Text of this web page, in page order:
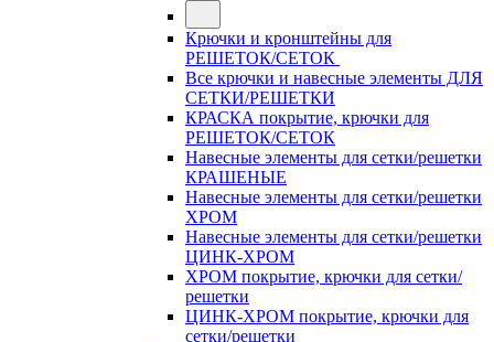
Крючки и кронштейны для
РЕШЕТОК/СЕТОК
Все крючки и навесные элементы ДЛЯ
СЕТКИ/РЕШЕТКИ
КРАСКА покрытие, крючки для
РЕШЕТОК/СЕТОК
Навесные элементы для сетки/решетки
КРАШЕНЫЕ
Навесные элементы для сетки/решетки
ХРОМ
Навесные элементы для сетки/решетки
ЦИНК-ХРОМ
ХРОМ покрытие, крючки для сетки/
решетки
ЦИНК-ХРОМ покрытие, крючки для
сетки/решетки